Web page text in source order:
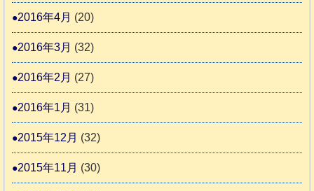
2016年4月 (20)
2016年3月 (32)
2016年2月 (27)
2016年1月 (31)
2015年12月 (32)
2015年11月 (30)